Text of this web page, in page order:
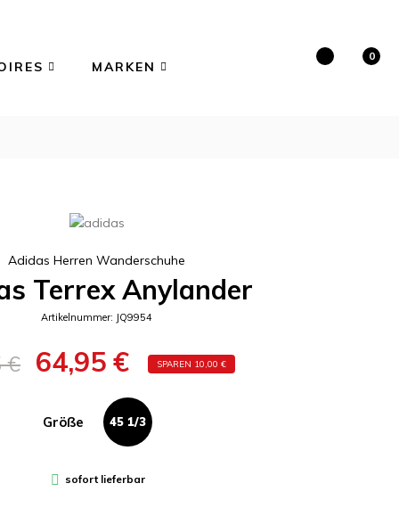
MARKEN
0
Adidas Herren Wanderschuhe
Terrex Anylander
Artikelnummer: JQ9954
€ 64,95 € SPAREN 10,00 €
Größe 45 1/3
 sofort lieferbar